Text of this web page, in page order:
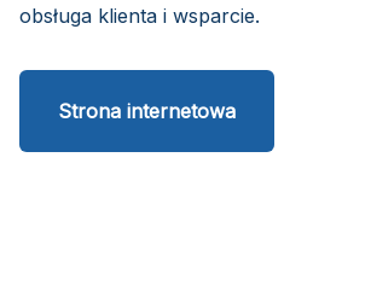
obsługa klienta i wsparcie.
Strona internetowa